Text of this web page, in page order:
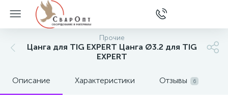
Прочие
Цанга для TIG EXPERT Цанга Ø3.2 для TIG
EXPERT
Описание Характеристики Отзывы 6